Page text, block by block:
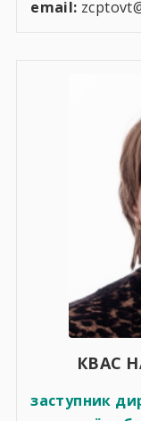
email:
КВАС
заступник